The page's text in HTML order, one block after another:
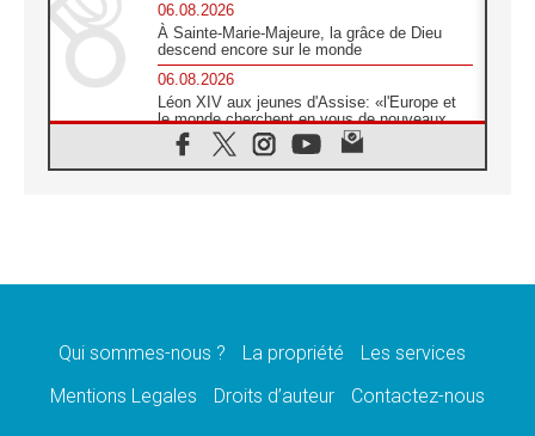
06.08.2026
À Sainte-Marie-Majeure, la grâce de Dieu
descend encore sur le monde
06.08.2026
Léon XIV aux jeunes d'Assise: «l'Europe et
le monde cherchent en vous de nouveaux
saints»
06.08.2026
«construire la civilisation de l'amour»
La visite du Pape en Argentine portera «un
Qui sommes-nous ? La propriété
Les services
Mentions Legales
Droits d’auteur Contactez-nous